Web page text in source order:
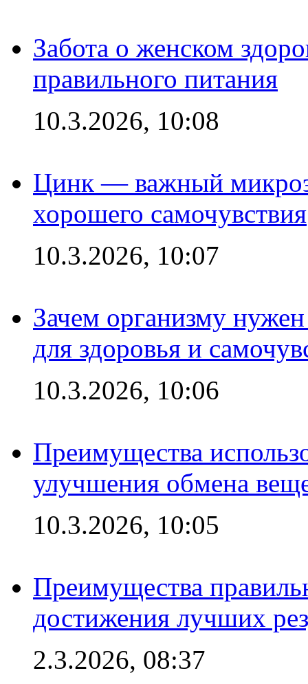
Забота о женском
правильного питания
10.3.2026, 10:08
Цинк — важный
хорошего самочувствия
10.3.2026, 10:07
Зачем организму
для здоровья и
10.3.2026, 10:06
Преимущества
улучшения обмена
10.3.2026, 10:05
Преимущества
достижения лучших
2.3.2026, 08:37